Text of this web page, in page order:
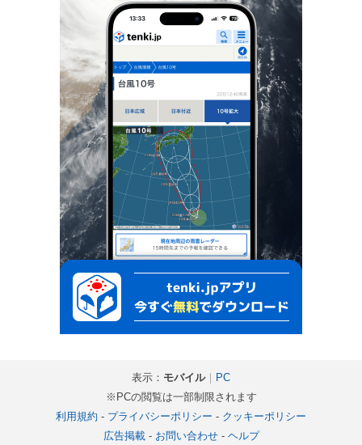
表示： モバイル｜ PC
※PCの閲覧は一部制限されます
利用規約 - プライバシーポリシー - クッキーポリシー
広告掲載- お問い合わせ- ヘルプ